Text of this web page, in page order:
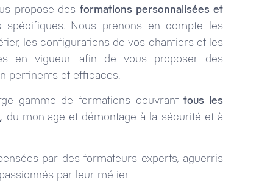
propose desformations personnalisées et
Nous prenons en compte les
les configurations de vos chantiers et les
en vigueur afin de vous proposer des
pertinents et efficaces.
gamme de formations couvranttous les
du montage et démontage à la sécurité et à
par des formateurs experts, aguerris
par leur métier.